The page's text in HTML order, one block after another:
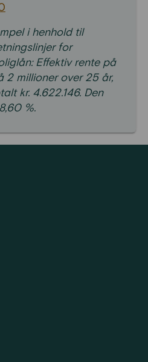
i henhold til
for
Effektiv rente på
2 millioner over 25 år,
kr. 4.622.146. Den
%.